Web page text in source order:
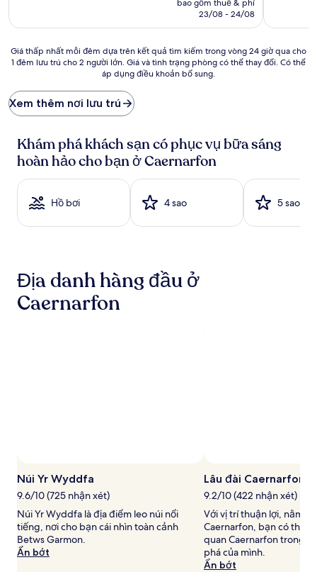
xét)
3.681.630 ₫
bao gồm thuế & phí
23/08 - 24/08
xét)
Giá
thấp
mỗi
đêm
dựa
kết
quả
tìm
kiếm
trong
vòng
24
đêm
lưu
trú
Có
thể
áp
dụng
điều
khoản
bổ
Giá thấp nhất mỗi đêm dựa trên kết quả tìm kiếm trong vòng 24 giờ qua cho
1 đêm lưu trú cho 2 người lớn. Giá và tình trạng phòng có thể thay đổi. Có thể
áp dụng điều khoản bổ sung.
Xem thêm nơi lưu trú
Khám phá khách sạn có phục vụ bữa sáng
hoàn hảo cho bạn ở Caernarfon
Hồ bơi 4 sao 5 sao
Địa danh hàng đầu ở
Caernarfon
Núi Yr Wyddfa
9.6/10 (725 nhận xét)
Núi Yr Wyddfa là địa điểm leo núi nổi
tiếng, nơi cho bạn cái nhìn toàn cảnh
Betws Garmon.
Ẩn bớt
Lâu đài Caernarfon
9.2/10 (422 nhận xét)
Với vị trí thuận lợi, nằm ở
Caernarfon, bạn có thể
quan Caernarfon trong
phá của mình.
Ẩn bớt